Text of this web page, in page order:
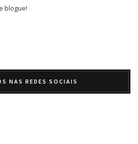
blogue!
NAS REDES SOCIAIS